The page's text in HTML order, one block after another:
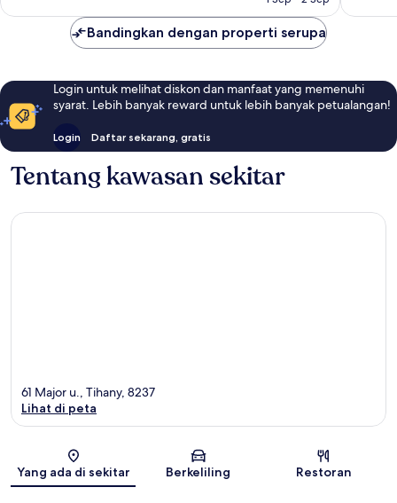
Bandingkan dengan properti serupa
Login untuk melihat diskon dan manfaat yang memenuhi
syarat. Lebih banyak reward untuk lebih banyak petualangan!
Login Daftar sekarang, gratis
Tentang kawasan sekitar
Peta
61 Major u., Tihany, 8237
Lihat di peta
Yang ada di sekitar Berkeliling Restoran